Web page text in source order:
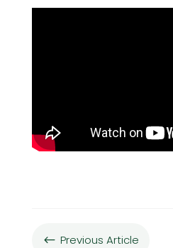
# Previous Article